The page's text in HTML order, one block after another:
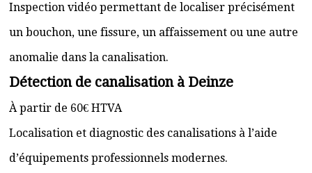
Inspection vidéo permettant de localiser précisément
un bouchon, une fissure, un affaissement ou une autre
anomalie dans la canalisation.
Détection de canalisation à Deinze
À partir de 60€ HTVA
Localisation et diagnostic des canalisations à l’aide
d’équipements professionnels modernes.